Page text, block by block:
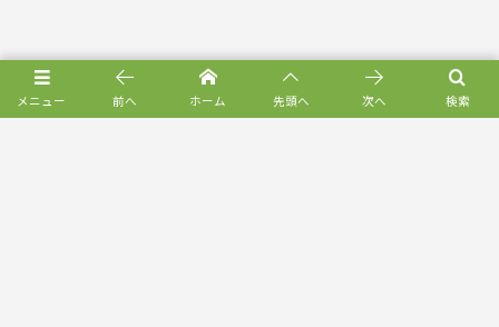
メニュー 検索
前へ ホーム 先頭へ 次へ